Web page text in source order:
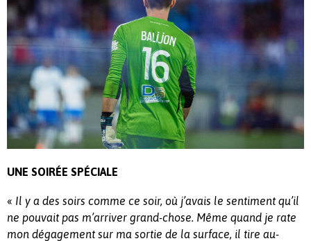
UNE SOIRÉE SPÉCIALE
« Il y a des soirs comme ce soir, où j’avais le sentiment qu’il
ne pouvait pas m’arriver grand-chose. Même quand je rate
mon dégagement sur ma sortie de la surface, il tire au-